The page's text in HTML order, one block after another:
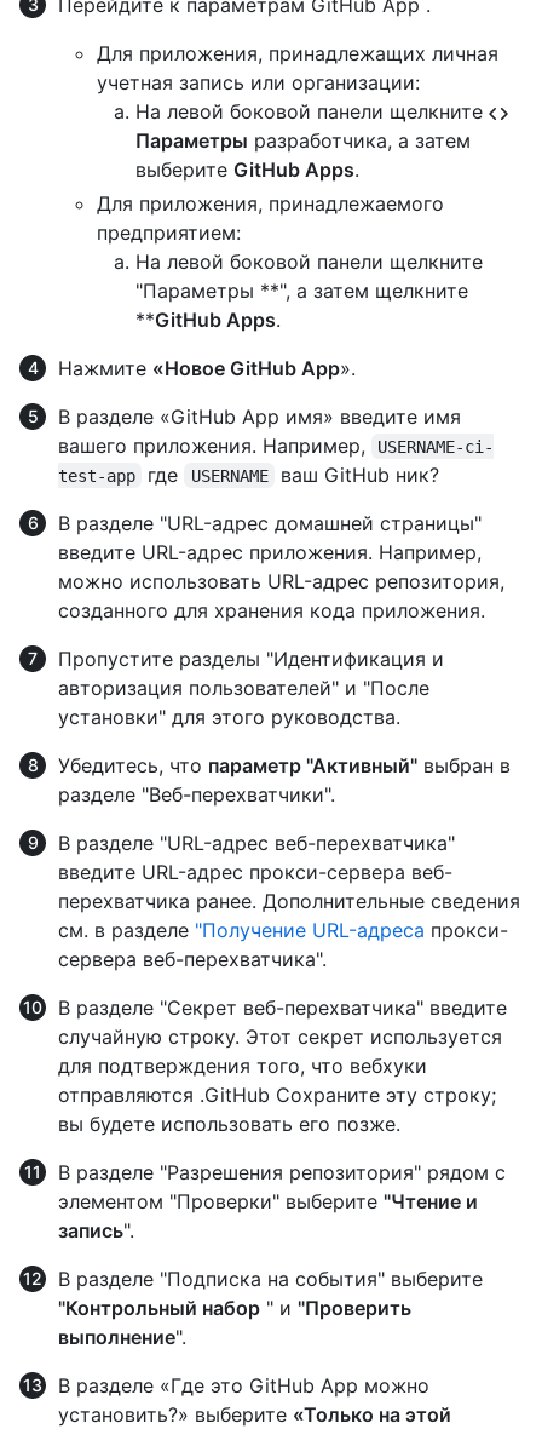
Для приложения, принадлежащих личная
учетная запись или организации:
На левой боковой панели щелкните
Параметры разработчика, а затем
выберите GitHub Apps.
Для приложения, принадлежаемого
предприятием:
На левой боковой панели щелкните
"Параметры **", а затем щелкните
**GitHub Apps.
Нажмите «Новое GitHub App».
В разделе «GitHub App имя» введите имя
вашего приложения. Например,
USERNAME-ci-
test-app
где USERNAME
ваш GitHub ник?
В разделе "URL-адрес домашней страницы"
введите URL-адрес приложения. Например,
можно использовать URL-адрес репозитория,
созданного для хранения кода приложения.
Пропустите разделы "Идентификация и
авторизация пользователей" и "После
установки" для этого руководства.
Убедитесь, что параметр "Активный" выбран в
разделе "Веб-перехватчики".
В разделе "URL-адрес веб-перехватчика"
введите URL-адрес прокси-сервера веб-
перехватчика ранее. Дополнительные сведения
см. в разделе "Получение URL-адреса прокси-
сервера веб-перехватчика".
В разделе "Секрет веб-перехватчика" введите
случайную строку. Этот секрет используется
для подтверждения того, что вебхуки
отправляются .GitHub Сохраните эту строку;
вы будете использовать его позже.
В разделе "Разрешения репозитория" рядом с
элементом "Проверки" выберите "Чтение и
запись".
В разделе "Подписка на события" выберите
"Контрольный набор " и "Проверить
выполнение".
В разделе «Где это GitHub App можно
установить?» выберите «Только на этой